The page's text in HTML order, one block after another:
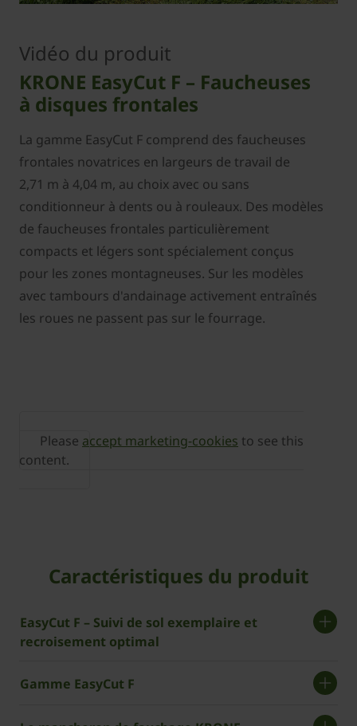
Vidéo du produit
KRONE EasyCut F – Faucheuses
à disques frontales
La gamme EasyCut F comprend des faucheuses
frontales novatrices en largeurs de travail de
2,71 m à 4,04 m, au choix avec ou sans
conditionneur à dents ou à rouleaux. Des modèles
de faucheuses frontales particulièrement
compacts et légers sont spécialement conçus
pour les zones montagneuses. Sur les modèles
avec tambours d'andainage activement entraînés
les roues ne passent pas sur le fourrage.
Please accept marketing-cookies to see this
content.
Caractéristiques du produit
EasyCut F – Suivi de sol exemplaire et
recroisement optimal
Gamme EasyCut F